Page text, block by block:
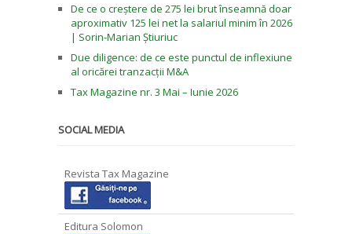
De ce o creștere de 275 lei brut înseamnă doar
aproximativ 125 lei net la salariul minim în 2026
| Sorin-Marian Știuriuc
Due diligence: de ce este punctul de inflexiune
al oricărei tranzacții M&A
Tax Magazine nr. 3 Mai – Iunie 2026
SOCIAL MEDIA
Revista Tax Magazine
Editura Solomon